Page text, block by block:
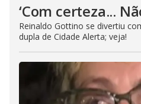
‘Com certeza...
Reinaldo Gottino se divertiu
dupla de Cidade Alerta; veja!